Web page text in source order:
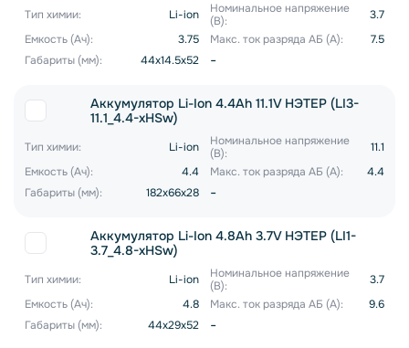
Тип химии: Li-ion
Номинальное напряжение
(В):
3.7
Емкость (Ач):
3.75 Макс. ток разряда АБ (А):
7.5
Габариты (мм):
44x14.5x52 -
Аккумулятор Li-Ion 4.4Ah 11.1V НЭТЕР (LI3-
11.1_4.4-xHSw)
Тип химии: Li-ion
Номинальное напряжение
(В):
11.1
Емкость (Ач):
4.4 Макс. ток разряда АБ (А):
4.4
Габариты (мм):
182x66x28 -
Аккумулятор Li-Ion 4.8Ah 3.7V НЭТЕР (LI1-
3.7_4.8-xHSw)
Тип химии: Li-ion
Номинальное напряжение
(В):
3.7
Емкость (Ач):
4.8 Макс. ток разряда АБ (А):
9.6
Габариты (мм):
44x29x52 -